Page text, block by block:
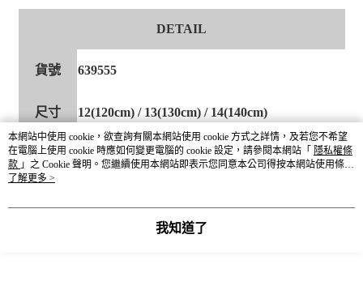
DETAIL
貨號 639555
尺寸 12(120cm) / 13(130cm) / 14(140cm)
顏色 09黑 / 82藍
本網站中使用 cookie，欲查詢有關本網站使用 cookie 方式之詳情，及若您不希望
在電腦上使用 cookie 時應如何變更電腦的 cookie 設定，請參閱本網站「 隱私權條
款 」之 Cookie 聲明。您繼續使用本網站即表示您同意本公司得按本網站使用條款
之 Cookie 聲明使用 cookie。
了解更多 >
我知道了